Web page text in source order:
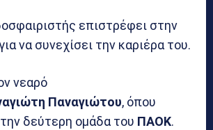
επιστρέφει στην
να συνεχίσει την καριέρα του.
νεαρό
Παναγιώτου, όπου
δεύτερη ομάδα του ΠΑΟΚ.